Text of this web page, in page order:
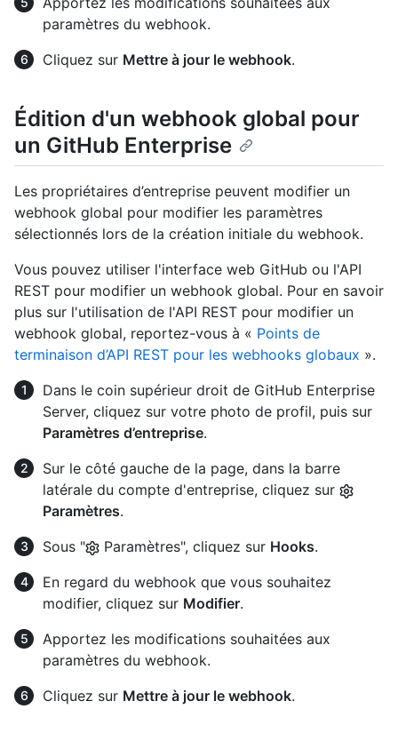
paramètres du webhook.
Cliquez sur Mettre à jour le webhook.
Édition d'un webhook global pour
un GitHub Enterprise
Les propriétaires d’entreprise peuvent modifier un
webhook global pour modifier les paramètres
sélectionnés lors de la création initiale du webhook.
Vous pouvez utiliser l'interface web GitHub ou l'API
REST pour modifier un webhook global. Pour en savoir
plus sur l'utilisation de l'API REST pour modifier un
webhook global, reportez-vous à « Points de
terminaison d’API REST pour les webhooks globaux ».
Dans le coin supérieur droit de GitHub Enterprise
Server, cliquez sur votre photo de profil, puis sur
Paramètres d’entreprise.
Sur le côté gauche de la page, dans la barre
latérale du compte d'entreprise, cliquez sur
Paramètres.
Sous "
Paramètres", cliquez sur Hooks.
En regard du webhook que vous souhaitez
modifier, cliquez sur Modifier.
Apportez les modifications souhaitées aux
paramètres du webhook.
Cliquez sur Mettre à jour le webhook.